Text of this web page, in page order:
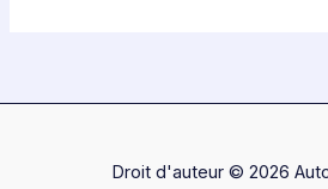
Droit d'auteur © 2026